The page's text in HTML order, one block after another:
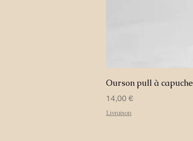
Ourson pull à capuche
Prix
14,00 €
Livraison